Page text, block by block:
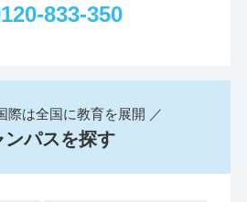
833-350
際は全国に教育を展開 ／
ンパスを探す